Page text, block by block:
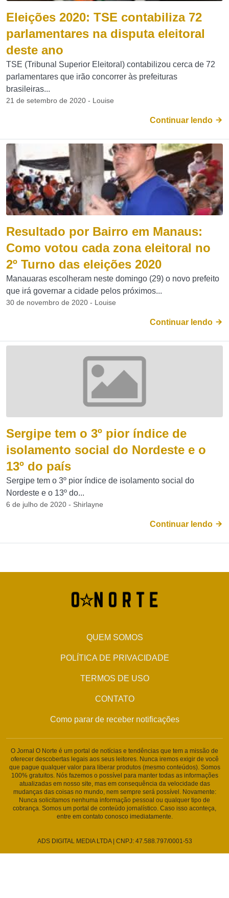
Eleições 2020: TSE contabiliza 72
parlamentares na disputa eleitoral
deste ano
TSE (Tribunal Superior Eleitoral) contabilizou cerca de 72
parlamentares que irão concorrer às prefeituras
brasileiras...
21 de setembro de 2020 - Louise
Continuar lendo
Resultado por Bairro em Manaus:
Como votou cada zona eleitoral no
2º Turno das eleições 2020
Manauaras escolheram neste domingo (29) o novo prefeito
que irá governar a cidade pelos próximos...
30 de novembro de 2020 - Louise
Continuar lendo
Sergipe tem o 3º pior índice de
isolamento social do Nordeste e o
13º do país
Sergipe tem o 3º pior índice de isolamento social do
Nordeste e o 13º do...
6 de julho de 2020 - Shirlayne
Continuar lendo
QUEM SOMOS
POLÍTICA DE PRIVACIDADE
TERMOS DE USO
CONTATO
Como parar de receber notificações
O Jornal O Norte é um portal de notícias e tendências que tem a missão de
oferecer descobertas legais aos seus leitores. Nunca iremos exigir de você
que pague qualquer valor para liberar produtos (mesmo conteúdos). Somos
100% gratuitos. Nós fazemos o possível para manter todas as informações
atualizadas em nosso site, mas em consequência da velocidade das
mudanças das coisas no mundo, nem sempre será possível. Novamente:
Nunca solicitamos nenhuma informação pessoal ou qualquer tipo de
cobrança. Somos um portal de conteúdo jornalístico. Caso isso aconteça,
entre em contato conosco imediatamente.
ADS DIGITAL MEDIA LTDA | CNPJ: 47.588.797/0001-53